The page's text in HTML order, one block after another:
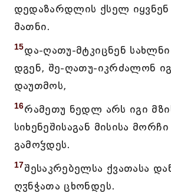
დედაზარდლის ქსელ იყვნენ
მათნი.
15და-ღათუ-მტკიცნენ
დგენ, შე-ღათუ-იკრძალონ
დაუთმოს,
16რამეთუ ნედლ არს იგი
სიხენეშისაგან მისისა მორჩი
გამოჴდეს.
17შესაკრებელსა ქვათასა
ღჳნჭათა ცხონდეს.